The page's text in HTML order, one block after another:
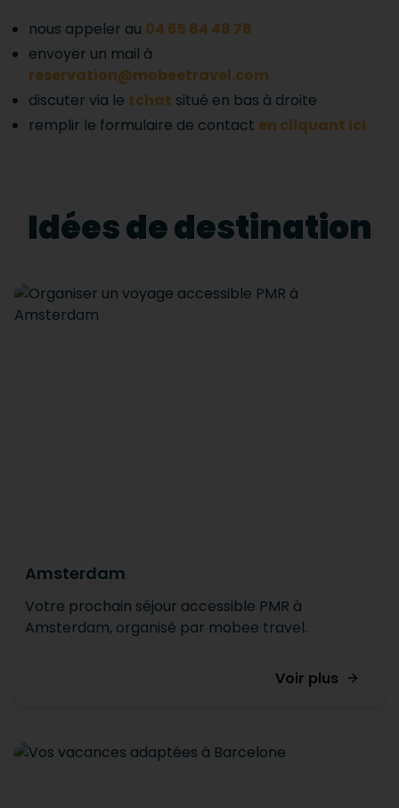
nous appeler au 04 65 84 48 78
envoyer un mail à
reservation@mobeetravel.com
discuter via le tchat situé en bas à droite
remplir le formulaire de contact en cliquant ici
Idées de destination
Amsterdam
Votre prochain séjour accessible PMR à
Amsterdam, organisé par mobee travel.
Voir plus